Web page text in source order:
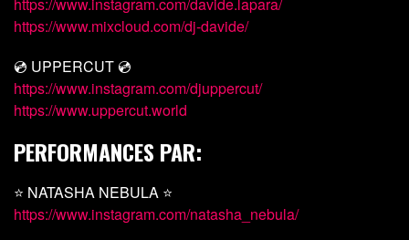
https://www.mixcloud.com/dj-davide/
💿 UPPERCUT 💿
https://www.instagram.com/djuppercut/
https://www.uppercut.world
PERFORMANCES PAR:
⭐ NATASHA NEBULA ⭐
https://www.instagram.com/natasha_nebula/